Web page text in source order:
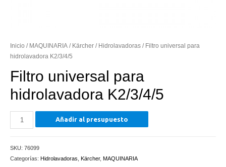
Inicio / MAQUINARIA / Kärcher / Hidrolavadoras / Filtro universal para
hidrolavadora K2/3/4/5
Filtro universal para
hidrolavadora K2/3/4/5
Filtro
universal
hidrolavadora
K2/3/4/5
Añadir al presupuesto
SKU: 76099
Categorías: Hidrolavadoras Kärcher, MAQUINARIA